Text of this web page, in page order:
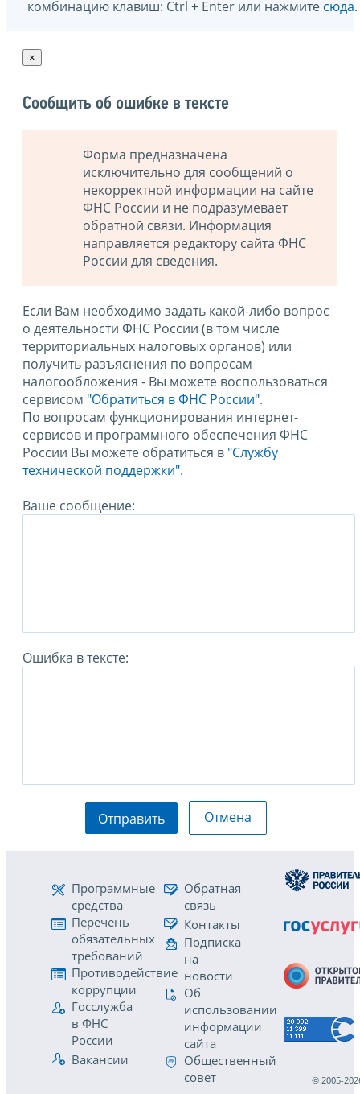
комбинацию клавиш: Ctrl + Enter или нажмите сюда.
×
Сообщить об ошибке в тексте
Форма предназначена
исключительно для сообщений о
некорректной информации на сайте
ФНС России и не подразумевает
обратной связи. Информация
направляется редактору сайта ФНС
России для сведения.
Если Вам необходимо задать какой-либо вопрос
о деятельности ФНС России (в том числе
территориальных налоговых органов) или
получить разъяснения по вопросам
налогообложения - Вы можете воспользоваться
сервисом "Обратиться в ФНС России".
По вопросам функционирования интернет-
сервисов и программного обеспечения ФНС
России Вы можете обратиться в "Службу
технической поддержки".
Ваше сообщение:
Ошибка в тексте:
Отправить Отмена
Программные
средства
Перечень
обязательных
требований
Противодействие
коррупции
Госслужба
в ФНС
России
Вакансии
Обратная
связь
Контакты
Подписка
на
новости
Об
использовании
информации
сайта
Общественный
совет
© 2005-